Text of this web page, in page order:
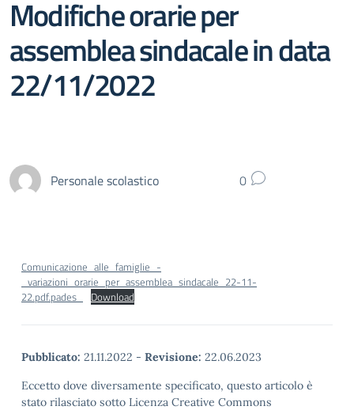
Modifiche orarie per
assemblea sindacale in data
22/11/2022
Personale scolastico 0
Comunicazione_alle_famiglie_-
_variazioni_orarie_per_assemblea_sindacale_22-11-
22.pdf.pades_
Download
Pubblicato: 21.11.2022 - Revisione: 22.06.2023
Eccetto dove diversamente specificato, questo articolo è
stato rilasciato sotto Licenza Creative Commons